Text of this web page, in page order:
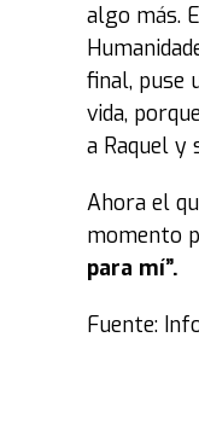
algo más.
final, puse
vida,
a Raquel y
Ahora el
momento
para mí”.
Fuente: